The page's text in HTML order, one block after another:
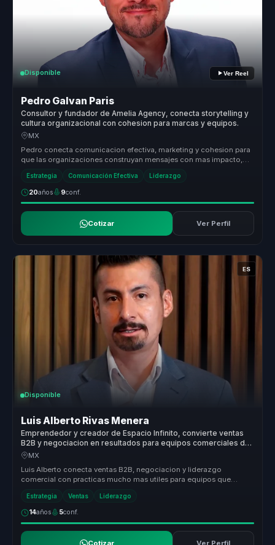
Disponible Ver Reel
Pedro Galvan Paris
Consultor y fundador de Amelia Agency, conecta storytelling y
cultura organizacional con cohesion para marcas y equipos.
MX
Pedro conecta comunicacion efectiva, marketing y cohesion para
que las organizaciones construyan mensajes con mas impacto,
Estrategia Comunicación Efectiva Liderazgo
20años 9conf.
Cotizar Ver Perfil
ES
Disponible
Luis Alberto Rivas Menera
Emprendedor y creador de Espacio Infinito, convierte ventas
B2B y negociacion en resultados para equipos comerciales de
alto valor.
MX
Luis Alberto conecta ventas B2B, negociacion y liderazgo
comercial con practicas mucho mas utiles para equipos que
Estrategia Ventas Liderazgo
14años 5conf.